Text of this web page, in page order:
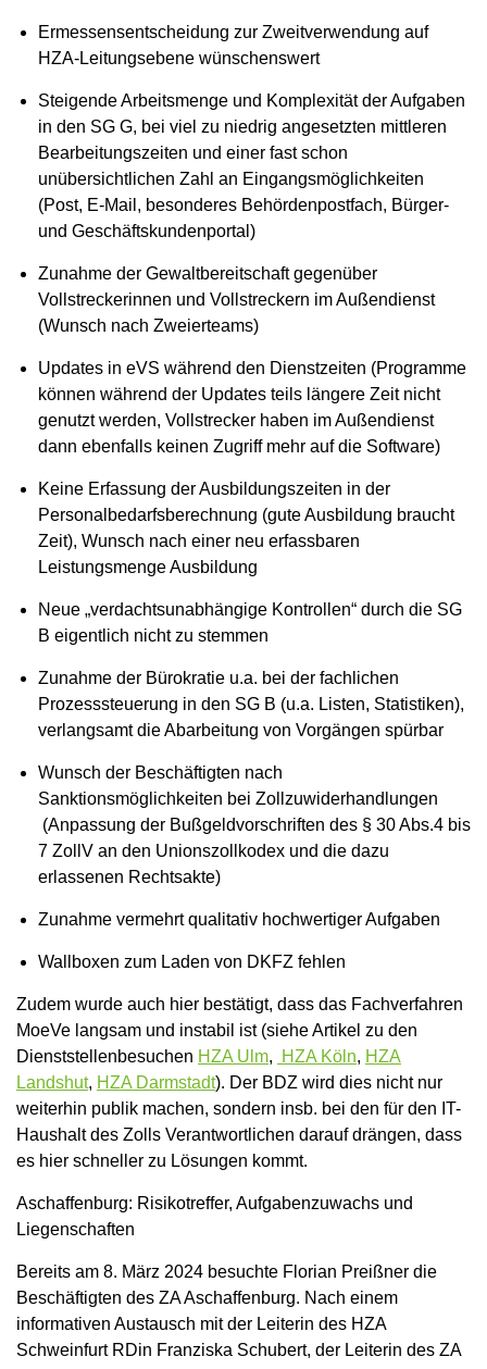
Ermessensentscheidung zur Zweitverwendung auf
HZA-Leitungsebene wünschenswert
Steigende Arbeitsmenge und Komplexität der Aufgaben
in den SG G, bei viel zu niedrig angesetzten mittleren
Bearbeitungszeiten und einer fast schon
unübersichtlichen Zahl an Eingangsmöglichkeiten
(Post, E-Mail, besonderes Behördenpostfach, Bürger-
und Geschäftskundenportal)
Zunahme der Gewaltbereitschaft gegenüber
Vollstreckerinnen und Vollstreckern im Außendienst
(Wunsch nach Zweierteams)
Updates in eVS während den Dienstzeiten (Programme
können während der Updates teils längere Zeit nicht
genutzt werden, Vollstrecker haben im Außendienst
dann ebenfalls keinen Zugriff mehr auf die Software)
Keine Erfassung der Ausbildungszeiten in der
Personalbedarfsberechnung (gute Ausbildung braucht
Zeit), Wunsch nach einer neu erfassbaren
Leistungsmenge Ausbildung
Neue „verdachtsunabhängige Kontrollen“ durch die SG
B eigentlich nicht zu stemmen
Zunahme der Bürokratie u.a. bei der fachlichen
Prozesssteuerung in den SG B (u.a. Listen, Statistiken),
verlangsamt die Abarbeitung von Vorgängen spürbar
Wunsch der Beschäftigten nach
Sanktionsmöglichkeiten bei Zollzuwiderhandlungen
(Anpassung der Bußgeldvorschriften des § 30 Abs.4 bis
7 ZollV an den Unionszollkodex und die dazu
erlassenen Rechtsakte)
Zunahme vermehrt qualitativ hochwertiger Aufgaben
Wallboxen zum Laden von DKFZ fehlen
Zudem wurde auch hier bestätigt, dass das Fachverfahren
MoeVe langsam und instabil ist (siehe Artikel zu den
Dienststellenbesuchen HZA Ulm, HZA Köln, HZA
Landshut, HZA Darmstadt). Der BDZ wird dies nicht nur
weiterhin publik machen, sondern insb. bei den für den IT-
Haushalt des Zolls Verantwortlichen darauf drängen, dass
es hier schneller zu Lösungen kommt.
Aschaffenburg: Risikotreffer, Aufgabenzuwachs und
Liegenschaften
Bereits am 8. März 2024 besuchte Florian Preißner die
Beschäftigten des ZA Aschaffenburg. Nach einem
informativen Austausch mit der Leiterin des HZA
Schweinfurt RDin Franziska Schubert, der Leiterin des ZA